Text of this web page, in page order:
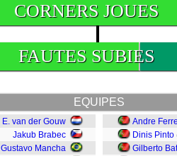
CORNERS JOUES
FAUTES SUBIES
EQUIPES
E. van der Gouw
Jakub Brabec
Gustavo Mancha
Andre
Dinis Pinto
Gilberto